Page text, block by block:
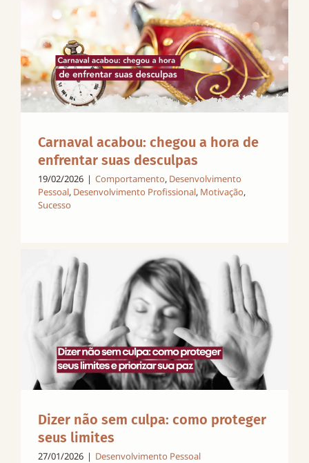
Carnaval acabou: chegou a hora de
enfrentar suas desculpas
19/02/2026 | Comportamento, Desenvolvimento
Pessoal, Desenvolvimento Profissional, Motivação,
Sucesso
Dizer não sem culpa: como proteger
seus limites
27/01/2026 | Desenvolvimento Pessoal